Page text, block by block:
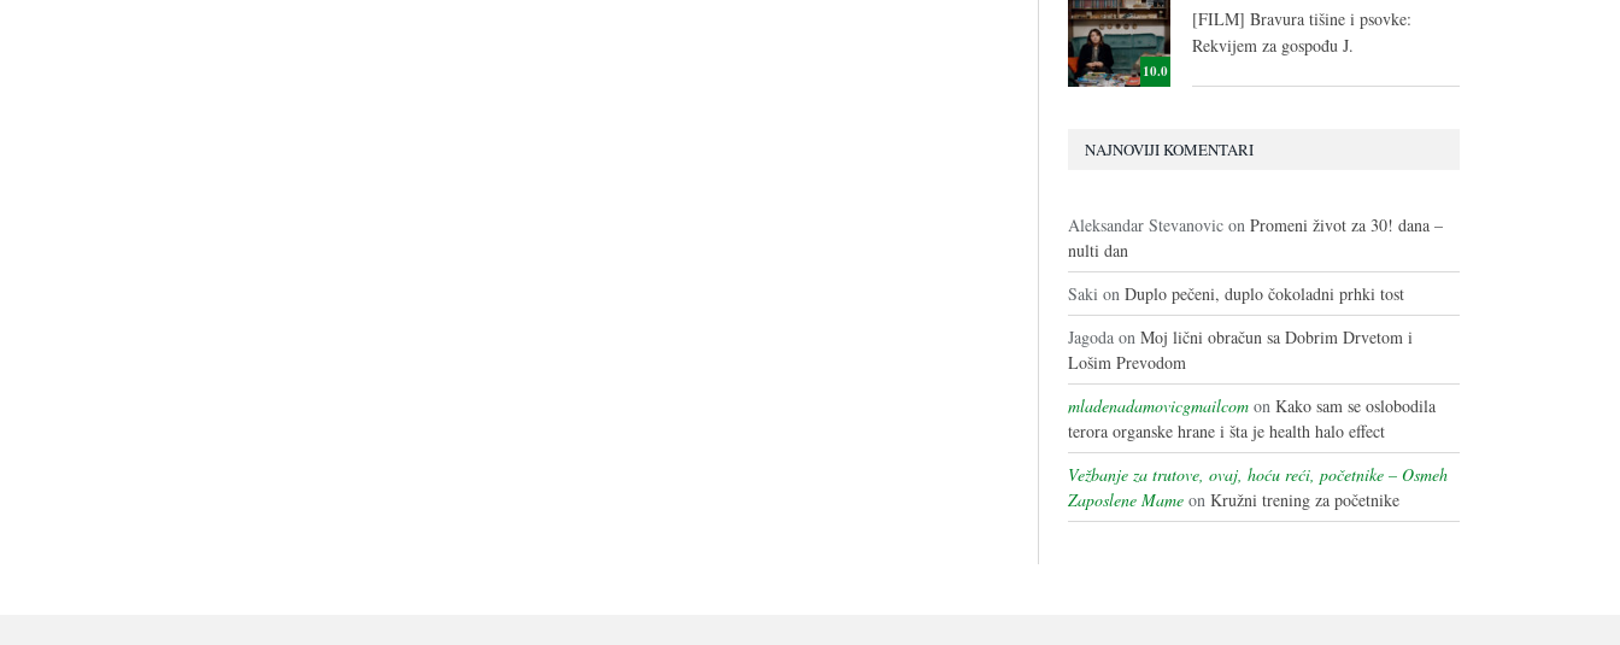
10.0
[FILM] Bravura tišine i psovke:
Rekvijem za gospođu J.
NAJNOVIJI KOMENTARI
Aleksandar Stevanovic on Promeni život za 30! dana –
nulti dan
Saki on Duplo pečeni, duplo čokoladni prhki tost
Jagoda on Moj lični obračun sa Dobrim Drvetom i
Lošim Prevodom
mladenadamovicgmailcom on Kako sam se oslobodila
terora organske hrane i šta je health halo effect
Vežbanje za trutove, ovaj, hoću reći, početnike – Osmeh
Zaposlene Mame on Kružni trening za početnike